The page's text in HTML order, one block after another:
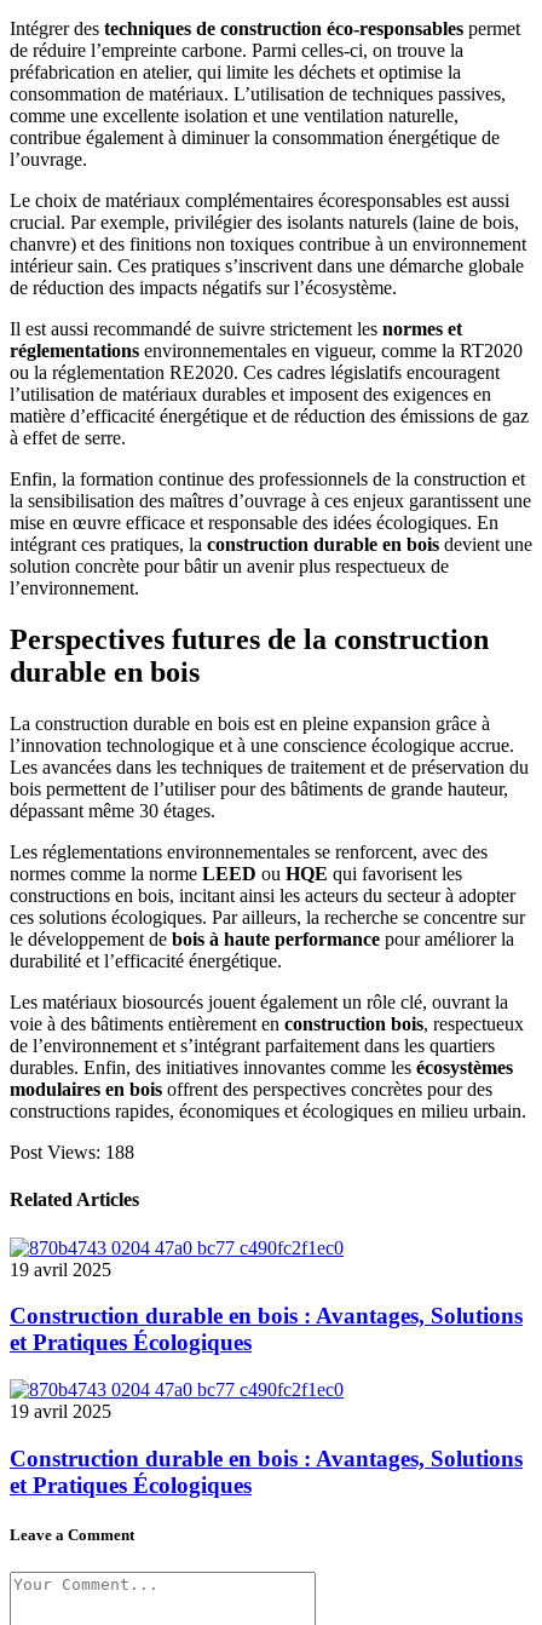
Intégrer des techniques de construction éco-responsables permet
de réduire l’empreinte carbone. Parmi celles-ci, on trouve la
préfabrication en atelier, qui limite les déchets et optimise la
consommation de matériaux. L’utilisation de techniques passives,
comme une excellente isolation et une ventilation naturelle,
contribue également à diminuer la consommation énergétique de
l’ouvrage.
Le choix de matériaux complémentaires écoresponsables est aussi
crucial. Par exemple, privilégier des isolants naturels (laine de bois,
chanvre) et des finitions non toxiques contribue à un environnement
intérieur sain. Ces pratiques s’inscrivent dans une démarche globale
de réduction des impacts négatifs sur l’écosystème.
Il est aussi recommandé de suivre strictement les normes et
réglementations environnementales en vigueur, comme la RT2020
ou la réglementation RE2020. Ces cadres législatifs encouragent
l’utilisation de matériaux durables et imposent des exigences en
matière d’efficacité énergétique et de réduction des émissions de gaz
à effet de serre.
Enfin, la formation continue des professionnels de la construction et
la sensibilisation des maîtres d’ouvrage à ces enjeux garantissent une
mise en œuvre efficace et responsable des idées écologiques. En
intégrant ces pratiques, la construction durable en bois devient une
solution concrète pour bâtir un avenir plus respectueux de
l’environnement.
Perspectives futures de la construction
durable en bois
La construction durable en bois est en pleine expansion grâce à
l’innovation technologique et à une conscience écologique accrue.
Les avancées dans les techniques de traitement et de préservation du
bois permettent de l’utiliser pour des bâtiments de grande hauteur,
dépassant même 30 étages.
Les réglementations environnementales se renforcent, avec des
normes comme la norme LEED ou HQE qui favorisent les
constructions en bois, incitant ainsi les acteurs du secteur à adopter
ces solutions écologiques. Par ailleurs, la recherche se concentre sur
le développement de bois à haute performance pour améliorer la
durabilité et l’efficacité énergétique.
Les matériaux biosourcés jouent également un rôle clé, ouvrant la
voie à des bâtiments entièrement en construction bois, respectueux
de l’environnement et s’intégrant parfaitement dans les quartiers
durables. Enfin, des initiatives innovantes comme les écosystèmes
modulaires en bois offrent des perspectives concrètes pour des
constructions rapides, économiques et écologiques en milieu urbain.
Post Views: 188
Related Articles
19 avril 2025
Construction durable en bois : Avantages, Solutions
et Pratiques Écologiques
19 avril 2025
Construction durable en bois : Avantages, Solutions
et Pratiques Écologiques
Leave a Comment